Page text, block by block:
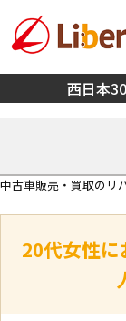
西日本
中古車販売・買取のリ
20代女性